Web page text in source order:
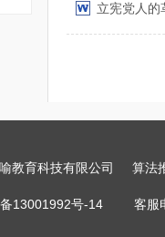
立宪党人的
教育科技有限公司 算法
13001992号-14 客服